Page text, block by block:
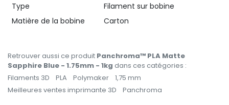
Type
Filament sur bobine
Matière de la bobine
Carton
Retrouver aussi ce produit Panchroma™ PLA Matte
Sapphire Blue - 1.75mm - 1kg dans ces catégories :
Filaments 3D
PLA Polymaker
1,75 mm
Meilleures ventes imprimante 3D
Panchroma